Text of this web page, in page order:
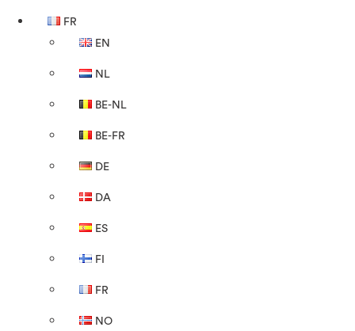
FR
EN
NL
BE-NL
BE-FR
DE
DA
ES
FI
FR
NO